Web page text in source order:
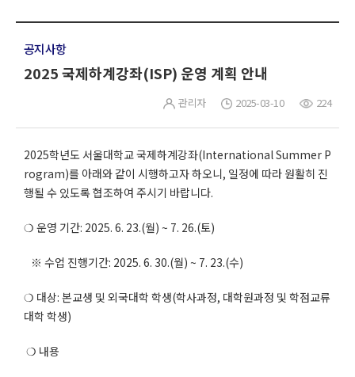
공지사항
2025 국제하계강좌(ISP) 운영 계획 안내
관리자 2025-03-10 224
2025학년도 서울대학교 국제하계강좌(International Summer P
rogram)를 아래와 같이 시행하고자 하오니, 일정에 따라 원활히 진
행될 수 있도록 협조하여 주시기 바랍니다.
❍ 운영 기간: 2025. 6. 23.(월) ~ 7. 26.(토)
※ 수업 진행기간: 2025. 6. 30.(월) ~ 7. 23.(수)
❍ 대상: 본교생 및 외국대학 학생(학사과정, 대학원과정 및 학점교류
대학 학생)
❍ 내용